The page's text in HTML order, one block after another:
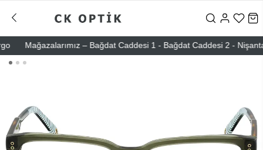
Mağazalarımız – Bağdat Caddesi 1 - Bağdat Caddesi 2 -